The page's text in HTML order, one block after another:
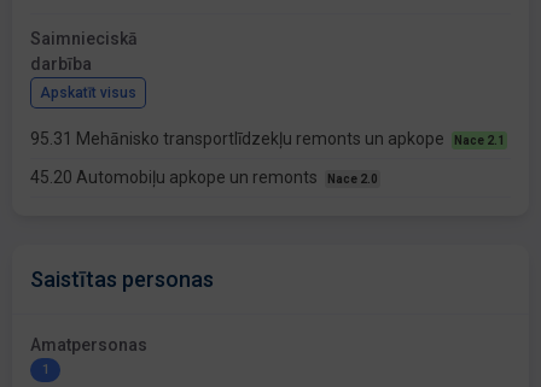
Saimnieciskā
darbība
Apskatīt visus
95.31 Mehānisko transportlīdzekļu remonts un apkope Nace 2.1
45.20 Automobiļu apkope un remonts Nace 2.0
Saistītas personas
Amatpersonas
1